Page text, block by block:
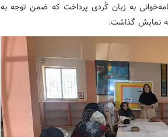
به زبان کُردی پرداخت که ضمن توجه به
به نمایش گذاشت.